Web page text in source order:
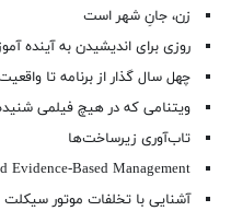
زن، جانِ شهر است
روزی برای اندیشیدن به آینده
چهل سال گذار از برنامه تا
ویتنامی که در هیچ فیلمی
تاب‌آوری زیرساخت‌ها
Evidence-Based Management
آشنایی با تخلفات موتور سیکلت